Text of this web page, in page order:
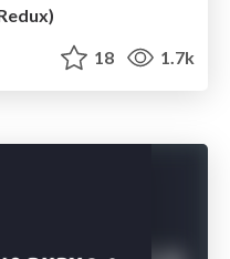
18 1.7k